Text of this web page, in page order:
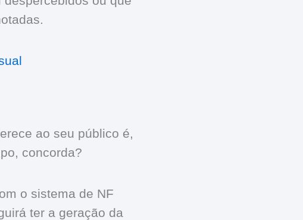
ao seu público é,
concorda?
o sistema de NF
ter a geração da